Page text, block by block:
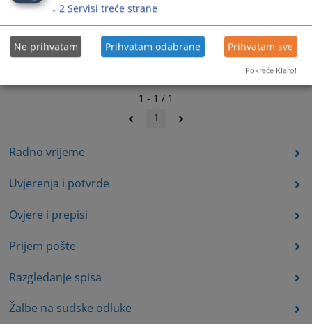
Radno vrijeme
Uvjerenja i potvrde
Ovjere i prepisi
Prijem pošte
Razgledanje spisa
Žalbe na sudske odluke
1 - 1 / 1
1
↓ 2 Servisi treće strane
Ne prihvatam Prihvatam odabrane Prihvatam sve
Pokreće Klaro!